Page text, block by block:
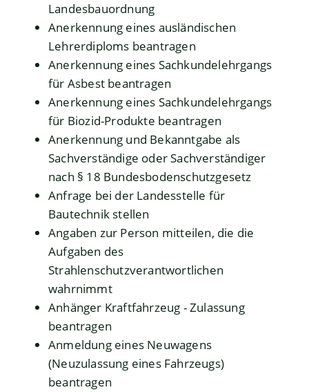
Landesbauordnung
Anerkennung eines ausländischen
Lehrerdiploms beantragen
Anerkennung eines Sachkundelehrgangs
für Asbest beantragen
Anerkennung eines Sachkundelehrgangs
für Biozid-Produkte beantragen
Anerkennung und Bekanntgabe als
Sachverständige oder Sachverständiger
nach § 18 Bundesbodenschutzgesetz
Anfrage bei der Landesstelle für
Bautechnik stellen
Angaben zur Person mitteilen, die die
Aufgaben des
Strahlenschutzverantwortlichen
wahrnimmt
Anhänger Kraftfahrzeug - Zulassung
beantragen
Anmeldung eines Neuwagens
(Neuzulassung eines Fahrzeugs)
beantragen